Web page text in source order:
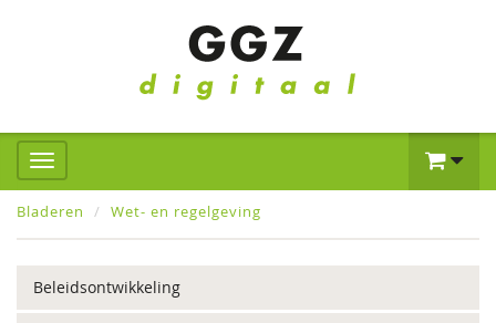
Bladeren Wet- en regelgeving
Beleidsontwikkeling